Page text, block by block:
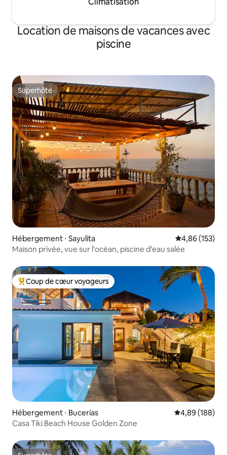
Location de maisons de vacances avec
piscine
Superhôte
Superhôte
Hébergement ⋅ Sayulita Évaluation
4,86 (153)
Maison privée, vue sur l'océan, piscine d'eau salée
Coups de cœur voyageurs les plus appréciés
Coup de cœur voyageurs
Hébergement ⋅ Bucerías Évaluation
4,89 (188)
Casa Tiki Beach House Golden Zone